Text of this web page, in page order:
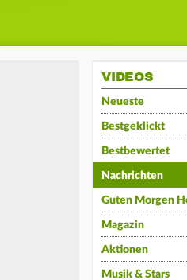
VIDEOS
Neueste
Bestgeklickt
Bestbewertet
Nachrichten
Guten Morgen
Magazin
Aktionen
Musik & Stars